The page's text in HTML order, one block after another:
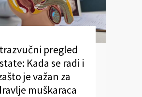
pregled
Kada se radi i
je važan za
muškaraca